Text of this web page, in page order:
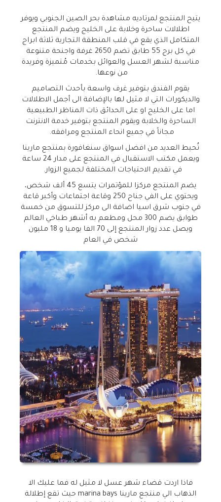
يتيح المنتجع لمرتاديه مشاهدة بحر الصين الجنوبي ويوفر
اطلالات ساحرة وخلابة على الخليج ويضم المنتجع
المتكامل الذي يقع في قلب المنطقة التجارية ثلاثة ابراج
في كل برج 55 طابق تضم 2650 غرفة واجنحة متنوعة
مناسبة لشهر العسل والعوائل بخدمات مُتميزة وفريدة
من نوعها.
يقوم الفندق بتوفير غرف واسعة بأحدث التصاميم
والديكورات التي لا مثيل لها بالإضافة الى أجمل الاطلالات
اما على الخليج او على الحدائق ذات المناظر الطبيعية
الساحرة والخلابة ويقوم المنتجع بتوفير خدمة الانترنت
مجاناً في جميع انحاء المنتجع ومرافقه.
تُحيط العديد من افضل اسواق سنغافورة بمنتجع مارينا
ويعمل مكتب الاستقبال في المنتجع على مدار 24 ساعة
في تقديم الاحتياجات المختلفة لجميع الزوار.
يضم المنتجع مركزا للمؤتمرات يتسع 45 ألف شخص،
ويحتوي على الفي جناح 250 وقاعة اجتماعات وأكبر قاعة
في جنوب شرق اسيا اضافة الى مركز للتسوق من خمسة
طوابق يضم 300 محل ومطعم به أشهر طباخي العالم
ويصل عدد زوار المنتجع إلى 70 الفا يوميا و 18 مليون
شخص في العام
فاذا اردت قضاء شهر عسل لا مثيل له فما عليك الا
الذهاب الي منتجع مارينا marina bays حيث تقع إطلالة